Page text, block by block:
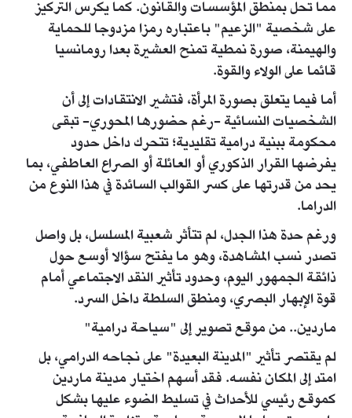
مما تحل بمنطق المؤسسات والقانون. كما يكرس التركيز
على شخصية "الزعيم" باعتباره رمزا مزدوجا للحماية
والهيمنة، صورة نمطية تمنح العشيرة بعدا رومانسيا
قائما على الولاء والقوة.
أما فيما يتعلق بصورة المرأة، فتشير الانتقادات إلى أن
الشخصيات النسائية -رغم حضورها المحوري- تبقى
محكومة ببنية درامية تقليدية؛ تتحرك داخل حدود
يفرضها القرار الذكوري أو العائلة أو الصراع العاطفي، بما
يحد من قدرتها على كسر القوالب السائدة في هذا النوع من
الدراما.
ورغم حدة هذا الجدل، لم تتأثر شعبية المسلسل، بل واصل
تصدر نسب المشاهدة، وهو ما يفتح سؤالا أوسع حول
ذائقة الجمهور اليوم، وحدود تأثير النقد الاجتماعي أمام
قوة الإبهار البصري، ومنطق السلطة داخل السرد.
ماردين.. من موقع تصوير إلى "سياحة درامية"
لم يقتصر تأثير "المدينة البعيدة" على نجاحه الدرامي، بل
امتد إلى المكان نفسه. فقد أسهم اختيار مدينة ماردين
كموقع رئيسي للأحداث في تسليط الضوء عليها بشكل